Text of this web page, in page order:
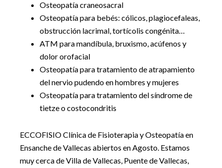
Osteopatía craneosacral
Osteopatía para bebés: cólicos, plagiocefaleas,
obstrucción lacrimal, tortícolis congénita…
ATM para mandíbula, bruxismo, acúfenos y
dolor orofacial
Osteopatía para tratamiento de atrapamiento
del nervio pudendo en hombres y mujeres
Osteopatía para tratamiento del síndrome de
tietze o costocondritis
ECCOFISIO Clínica de Fisioterapia y Osteopatía en
Ensanche de Vallecas abiertos en Agosto. Estamos
muy cerca de Villa de Vallecas, Puente de Vallecas,